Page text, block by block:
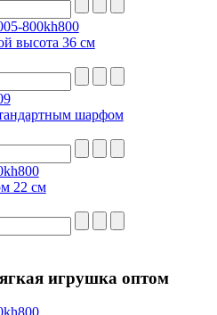
высота 36 см
шарфом
22 см
игрушка оптом